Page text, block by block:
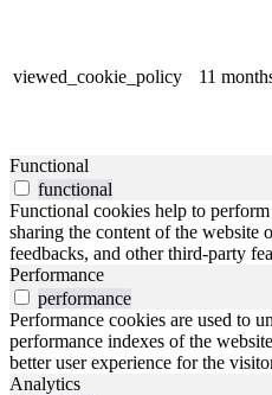
viewed_cookie_policy 11
Functional
functional
Functional cookies help to
sharing the content of the website
feedbacks, and other third-party
Performance
performance
Performance cookies are used to
performance indexes of the
better user experience for the
Analytics